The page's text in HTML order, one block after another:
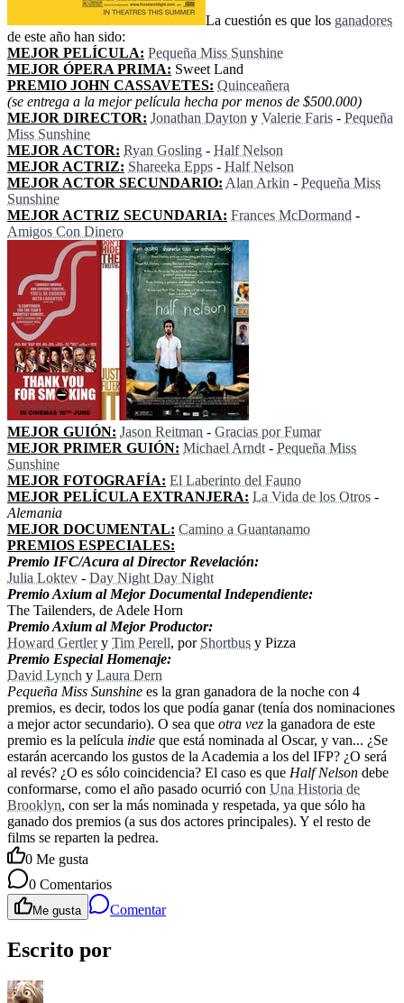
La cuestión es que los ganadores
de este año han sido:
MEJOR PELÍCULA: Pequeña Miss Sunshine
MEJOR ÓPERA PRIMA: Sweet Land
PREMIO JOHN CASSAVETES: Quinceañera
(se entrega a la mejor película hecha por menos de $500.000)
MEJOR DIRECTOR: Jonathan Dayton y Valerie Faris - Pequeña
Miss Sunshine
MEJOR ACTOR: Ryan Gosling - Half Nelson
MEJOR ACTRIZ: Shareeka Epps - Half Nelson
MEJOR ACTOR SECUNDARIO: Alan Arkin - Pequeña Miss
Sunshine
MEJOR ACTRIZ SECUNDARIA: Frances McDormand -
Amigos Con Dinero
MEJOR GUIÓN: Jason Reitman - Gracias por Fumar
MEJOR PRIMER GUIÓN: Michael Arndt - Pequeña Miss
Sunshine
MEJOR FOTOGRAFÍA: El Laberinto del Fauno
MEJOR PELÍCULA EXTRANJERA: La Vida de los Otros -
Alemania
MEJOR DOCUMENTAL: Camino a Guantanamo
PREMIOS ESPECIALES:
Premio IFC/Acura al Director Revelación:
Julia Loktev - Day Night Day Night
Premio Axium al Mejor Documental Independiente:
The Tailenders, de Adele Horn
Premio Axium al Mejor Productor:
Howard Gertlery Tim Perell, por Shortbus y Pizza
Premio Especial Homenaje:
David Lynch y Laura Dern
Pequeña Miss Sunshine es la gran ganadora de la noche con 4
premios, es decir, todos los que podía ganar (tenía dos nominaciones
a mejor actor secundario). O sea que otra vez la ganadora de este
premio es la película indie que está nominada al Oscar, y van... ¿Se
estarán acercando los gustos de la Academia a los del IFP? ¿O será
al revés? ¿O es sólo coincidencia? El caso es que Half Nelson debe
conformarse, como el año pasado ocurrió con Una Historia de
Brooklyn, con ser la más nominada y respetada, ya que sólo ha
ganado dos premios (a sus dos actores principales). Y el resto de
films se reparten la pedrea.
0 Me gusta
0 Comentarios
Me gusta Comentar
Escrito por